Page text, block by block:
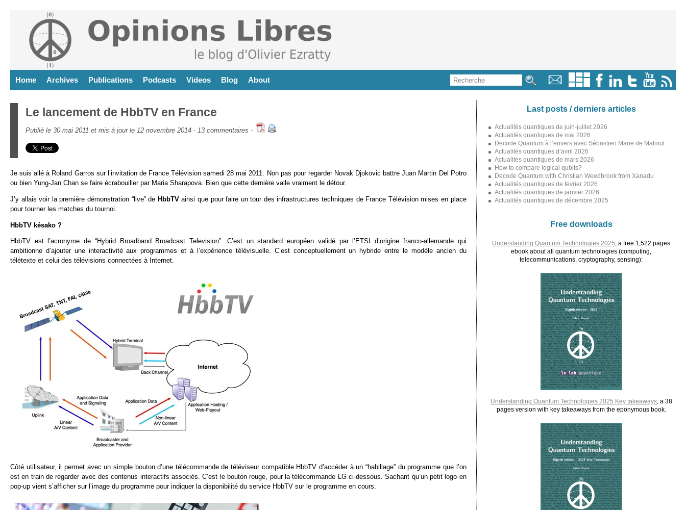
Home Archives Publications Podcasts Videos Blog About
Le lancement de HbbTV en France
Publié le 30 mai 2011 et mis à jour le 12 novembre 2014 - 13 commentaires -
Je suis allé à Roland Garros sur l’invitation de France Télévision samedi 28 mai 2011. Non pas pour regarder Novak Djokovic battre Juan Martin Del Potro
ou bien Yung-Jan Chan se faire écrabouiller par Maria Sharapova. Bien que cette dernière valle vraiment le détour.
J’y allais voir la première démonstration “live” de HbbTVainsi que pour faire un tour des infrastructures techniques de France Télévision mises en place
pour tourner les matches du tournoi.
HbbTV késako ?
HbbTV est l’acronyme de “Hybrid Broadband Broadcast Television”. C’est un standard européen validé par l’ETSI d’origine franco-allemande qui
ambitionne d’ajouter une interactivité aux programmes et à l’expérience télévisuelle. C’est conceptuellement un hybride entre le modèle ancien du
télétexte et celui des télévisions connectées à Internet.
Côté utilisateur, il permet avec un simple bouton d’une télécommande de téléviseur compatible HbbTV d’accéder à un “habillage” du programme que l’on
est en train de regarder avec des contenus interactifs associés. C’est le bouton rouge, pour la télécommande LG ci-dessous. Sachant qu’un petit logo en
pop-up vient s’afficher sur l’image du programme pour indiquer la disponibilité du service HbbTV sur le programme en cours.
Last posts / derniers articles
Actualités quantiques de juin-juillet 2026
Actualités quantiques de mai 2026
Decode Quantum à l’envers avec Sébastien Marie de Matmut
Actualités quantiques d’avril 2026
Actualités quantiques de mars 2026
How to compare logical qubits?
Decode Quantum with Christian Weedbrook from Xanadu
Actualités quantiques de février 2026
Actualités quantiques de janvier 2026
Actualités quantiques de décembre 2025
Free downloads
Understanding Quantum Technologies 2025 , a free 1,522 pages
ebook about all quantum technologies (computing,
telecommunications, cryptography, sensing):
Understanding Quantum Technologies 2025 Key takeaways, a 38
pages version with key takeaways from the eponymous book.